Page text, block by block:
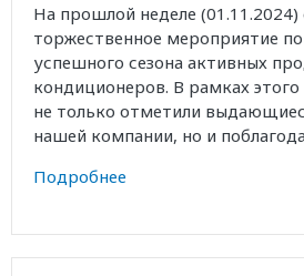
На прошлой неделе (01.11.2024)
торжественное мероприятие
успешного сезона активных
кондиционеров. В рамках
не только отметили
нашей компании, но и
Подробнее